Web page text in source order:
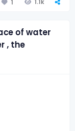
1 1.1k
of water
, the